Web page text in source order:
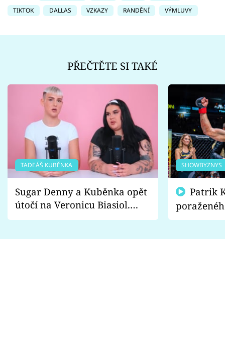
TIKTOK DALLAS VZKAZY RANDĚNÍ VÝMLUVY
PŘEČTĚTE SI TAKÉ
TADEÁŠ KUBĚNKA
Sugar Denny a Kuběnka opět
útočí na Veronicu Biasiol.
Proč je podle nich falešná a
SHOWBYZNYS
fanoušci